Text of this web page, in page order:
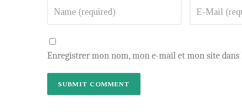
Enregistrer mon nom, mon e-mail et mon site